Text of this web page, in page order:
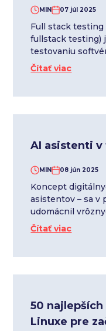
MIN 07 júl 2025
Full stack testing
fullstack testing)
testovaniu
Čítať viac
AI asistenti
MIN 08 jún 2025
Koncept
asistentov – sa v
udomácnil
Čítať viac
50
Linuxe pre